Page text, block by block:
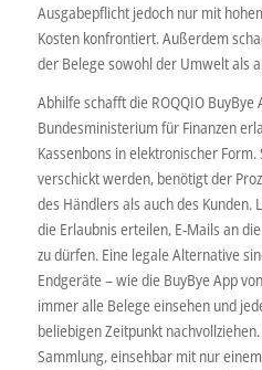
Ausgabepflicht jedoch nur mit
Kosten konfrontiert. Außerdem
der Belege sowohl der Umwelt als
Abhilfe schafft die ROQQIO BuyBye
Bundesministerium für Finanzen
Kassenbons in elektronischer
verschickt werden, benötigt der
des Händlers als auch des
die Erlaubnis erteilen, E-Mails an
zu dürfen. Eine legale Alternative
Endgeräte – wie die BuyBye App
immer alle Belege einsehen und
beliebigen Zeitpunkt
Sammlung, einsehbar mit nur